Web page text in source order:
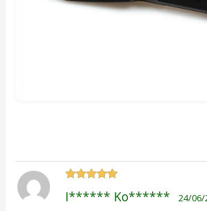
na 5
I****** Ko****** 24/06/